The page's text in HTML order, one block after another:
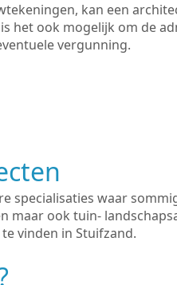
kan een
het ook mogelijk om de
vergunning.
specialisaties waar
maar ook tuin-
vinden in Stuifzand.